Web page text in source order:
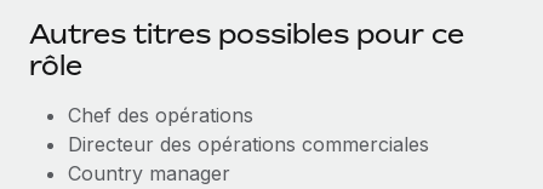
Autres titres possibles pour ce
rôle
Chef des opérations
Directeur des opérations commerciales
Country manager